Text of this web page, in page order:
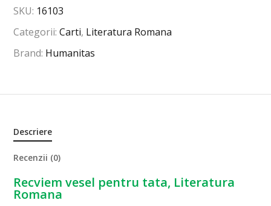
SKU: 16103
Categorii:Carti, Literatura Romana
Brand: Humanitas
Descriere
Recenzii (0)
Recviem vesel pentru tata, Literatura
Romana